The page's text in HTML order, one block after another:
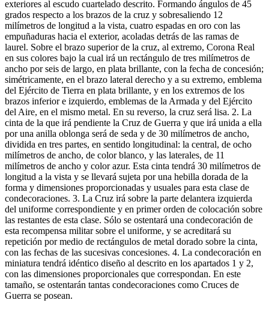
exteriores al escudo cuartelado descrito. Formando ángulos de 45
grados respecto a los brazos de la cruz y sobresaliendo 12
milímetros de longitud a la vista, cuatro espadas en oro con las
empuñaduras hacia el exterior, acoladas detrás de las ramas de
laurel. Sobre el brazo superior de la cruz, al extremo, Corona Real
en sus colores bajo la cual irá un rectángulo de tres milímetros de
ancho por seis de largo, en plata brillante, con la fecha de concesión;
simétricamente, en el brazo lateral derecho y a su extremo, emblema
del Ejército de Tierra en plata brillante, y en los extremos de los
brazos inferior e izquierdo, emblemas de la Armada y del Ejército
del Aire, en el mismo metal. En su reverso, la cruz será lisa. 2. La
cinta de la que irá pendiente la Cruz de Guerra y que irá unida a ella
por una anilla oblonga será de seda y de 30 milímetros de ancho,
dividida en tres partes, en sentido longitudinal: la central, de ocho
milímetros de ancho, de color blanco, y las laterales, de 11
milímetros de ancho y color azur. Esta cinta tendrá 30 milímetros de
longitud a la vista y se llevará sujeta por una hebilla dorada de la
forma y dimensiones proporcionadas y usuales para esta clase de
condecoraciones. 3. La Cruz irá sobre la parte delantera izquierda
del uniforme correspondiente y en primer orden de colocación sobre
las restantes de esta clase. Sólo se ostentará una condecoración de
esta recompensa militar sobre el uniforme, y se acreditará su
repetición por medio de rectángulos de metal dorado sobre la cinta,
con las fechas de las sucesivas concesiones. 4. La condecoración en
miniatura tendrá idéntico diseño al descrito en los apartados 1 y 2,
con las dimensiones proporcionales que correspondan. En este
tamaño, se ostentarán tantas condecoraciones como Cruces de
Guerra se posean.